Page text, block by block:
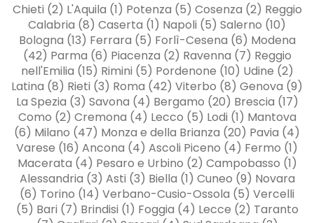
Chieti (2) L'Aquila (1) Potenza (5) Cosenza (2) Reggio
Calabria (8) Caserta (1) Napoli (5) Salerno (10)
Bologna (13) Ferrara (5) Forlì-Cesena (6) Modena
(42) Parma (6) Piacenza (2) Ravenna (7) Reggio
nell'Emilia (15) Rimini (5) Pordenone (10) Udine (2)
Latina (8) Rieti (3) Roma (42) Viterbo (8) Genova (9)
La Spezia (3) Savona (4) Bergamo (20) Brescia (17)
Como (2) Cremona (4) Lecco (5) Lodi (1) Mantova
(6) Milano (47) Monza e della Brianza (20) Pavia (4)
Varese (16) Ancona (4) Ascoli Piceno (4) Fermo (1)
Macerata (4) Pesaro e Urbino (2) Campobasso (1)
Alessandria (3) Asti (3) Biella (1) Cuneo (9) Novara
(6) Torino (14) Verbano-Cusio-Ossola (5) Vercelli
(5) Bari (7) Brindisi (1) Foggia (4) Lecce (2) Taranto